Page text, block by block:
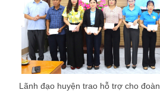
Lãnh đạo huyện trao hỗ trợ cho